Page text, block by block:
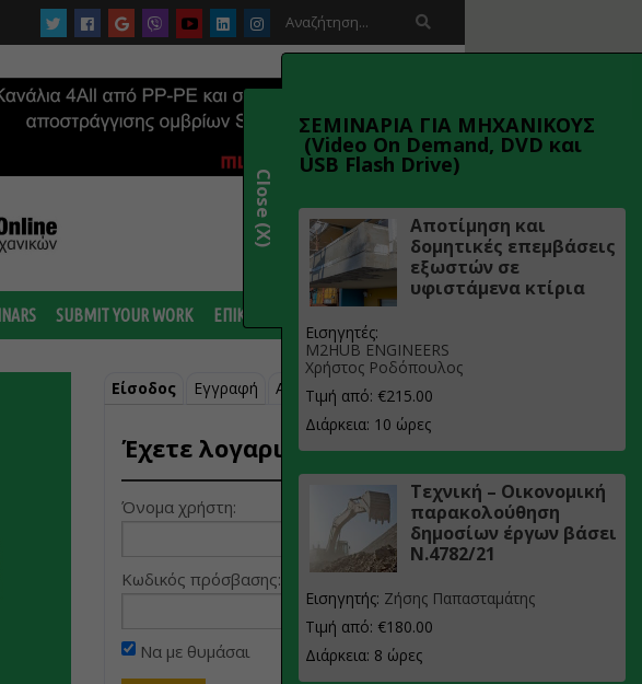

SUBMIT YOUR WORK ΕΠΙΚΟΙΝΩΝΙΑ
Είσοδος Εγγραφή Ανάκτηση κωδικού
Έχετε λογαριασμό;
Όνομα χρήστη:
Κωδικός πρόσβασης:
Να με θυμάσαι
ΣΕΜΙΝΑΡΙΑ ΓΙΑ ΜΗΧΑΝΙΚΟΥΣ
(Video On Demand, DVD και
USB Flash Drive)
Αποτίμηση και
δομητικές επεμβάσεις
εξωστών σε
υφιστάμενα κτίρια
Εισηγητές:
M2HUB ENGINEERS
Χρήστος Ροδόπουλος
Τιμή από: €215.00
Διάρκεια: 10 ώρες
Τεχνική – Οικονομική
παρακολούθηση
δημοσίων έργων βάσει
Ν.4782/21
Εισηγητής: Ζήσης Παπασταμάτης
Τιμή από: €180.00
Διάρκεια: 8 ώρες
Close (X)